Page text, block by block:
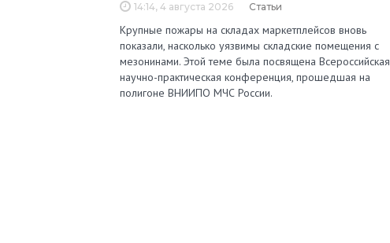
14:14, 4 августа 2026 Статьи
Крупные пожары на складах маркетплейсов вновь
показали, насколько уязвимы складские помещения с
мезонинами. Этой теме была посвящена Всероссийская
научно-практическая конференция, прошедшая на
полигоне ВНИИПО МЧС России.